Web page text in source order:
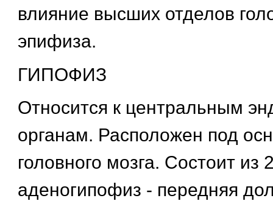
влияние высших отделов
эпифиза.
ГИПОФИЗ
Относится к центральным
органам. Расположен под
головного мозга. Состоит из
аденогипофиз - передняя